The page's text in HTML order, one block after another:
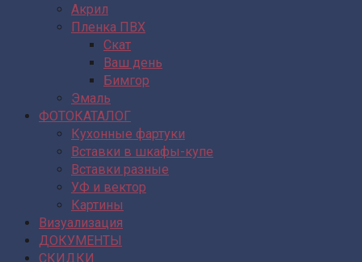
Акрил
Пленка ПВХ
Скат
Ваш день
Бимгор
Эмаль
ФОТОКАТАЛОГ
Кухонные фартуки
Вставки в шкафы-купе
Вставки разные
УФ и вектор
Картины
Визуализация
ДОКУМЕНТЫ
СКИДКИ